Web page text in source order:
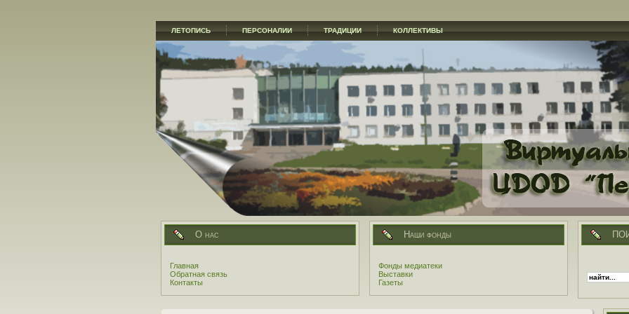
ЛЕТОПИСЬ ПЕРСОНАЛИИ ТРАДИЦИИ КОЛЛЕКТИВЫ
О нас
Главная
Обратная связь
Контакты
Наши фонды
Фонды медиатеки
Выставки
Газеты